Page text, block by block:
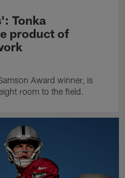
Tonka
product of
Award winner, is
room to the field.